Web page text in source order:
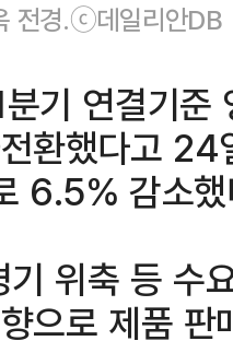
전경.ⓒ데일리안DB
기 연결기
환했다고
6.5% 감소
위축 등 수
으로 제품